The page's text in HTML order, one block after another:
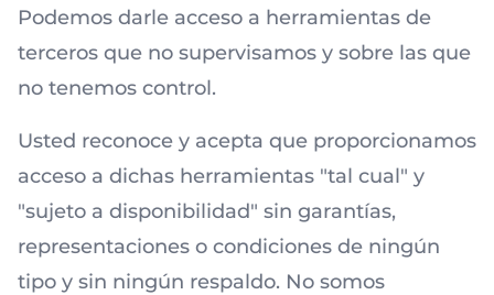
Podemos darle acceso a herramientas de
terceros que no supervisamos y sobre las que
no tenemos control.
Usted reconoce y acepta que proporcionamos
acceso a dichas herramientas "tal cual" y
"sujeto a disponibilidad" sin garantías,
representaciones o condiciones de ningún
tipo y sin ningún respaldo. No somos